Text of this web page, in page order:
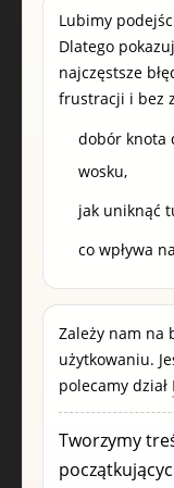
Lubimy
Dlatego
najczęstsze
frustracji i bez
dobór knota
wosku,
jak uniknąć
co wpływa
Zależy nam na
użytkowaniu.
polecamy dział
Tworzymy